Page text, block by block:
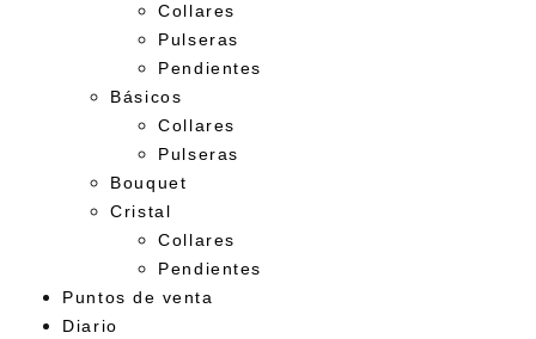
Collares
Pulseras
Pendientes
Básicos
Collares
Pulseras
Bouquet
Cristal
Collares
Pendientes
Puntos de venta
Diario